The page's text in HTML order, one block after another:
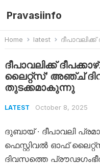
Pravasiinfo
Home latest ദീപാവലിക്ക്
ദീപാവലിക്ക്
ലൈറ്റ്സ്’ അഞ്ച്
തുടക്കമാകുന്നു
LATEST October 8, 2025
ദുബായ് ∙ ദീപാവലി
ഫെസ്റ്റിവൽ ഓഫ്
ദിവസത്തെ